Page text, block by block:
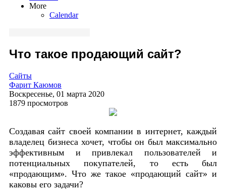
More
Calendar
Что такое продающий сайт?
Сайты
Фарит Каюмов
Воскресенье, 01 марта 2020
1879 просмотров
Создавая сайт своей компании в интернет, каждый
владелец бизнеса хочет, чтобы он был максимально
эффективным и привлекал пользователей и
потенциальных покупателей, то есть был
«продающим». Что же такое «продающий сайт» и
каковы его задачи?